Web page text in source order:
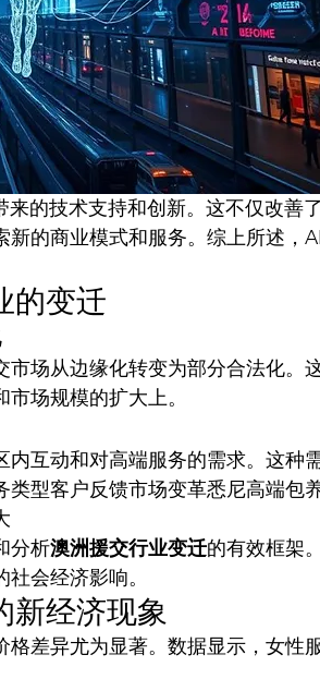
的技术支持和创新。这不仅改善
的商业模式和服务。综上所述，
的变迁
场从边缘化转变为部分合法化。
场规模的扩大上。
内互动和对高端服务的需求。这种
型客户反馈市场变革悉尼高端包
分析澳洲援交行业变迁的有效框架
会经济影响。
新经济现象
差异尤为显著。数据显示，女性